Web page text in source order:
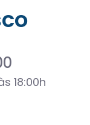
18:00h